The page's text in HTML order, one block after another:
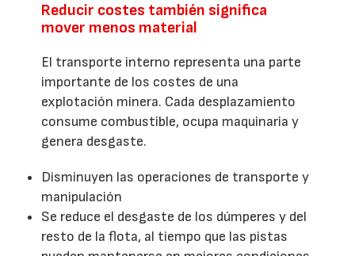
Reducir costes también significa
mover menos material
El transporte interno representa una parte
importante de los costes de una
explotación minera. Cada desplazamiento
consume combustible, ocupa maquinaria y
genera desgaste.
Disminuyen las operaciones de transporte y
manipulación
Se reduce el desgaste de los dúmperes y del
resto de la flota, al tiempo que las pistas